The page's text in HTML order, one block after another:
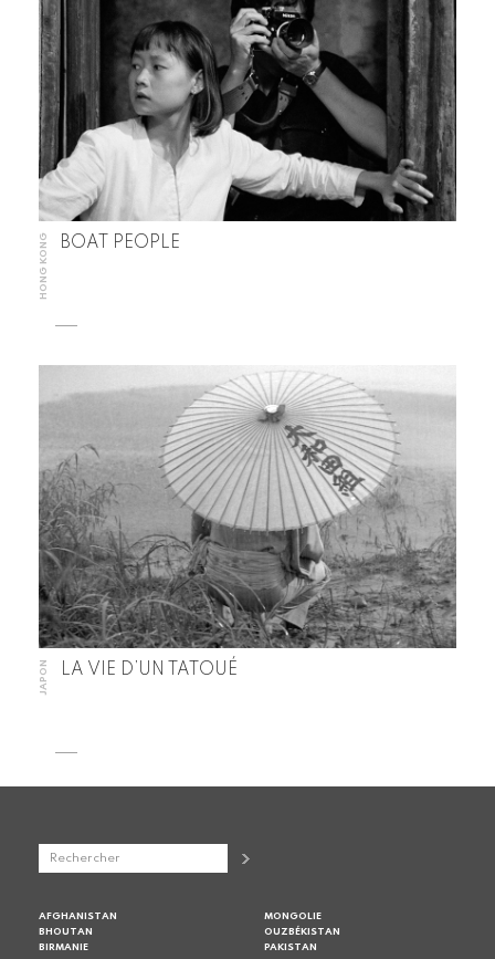
HONG KONG BOAT PEOPLE
JAPON LA VIE D’UN TATOUÉ
AFGHANISTAN
BHOUTAN
BIRMANIE
MONGOLIE
OUZBÉKISTAN
PAKISTAN